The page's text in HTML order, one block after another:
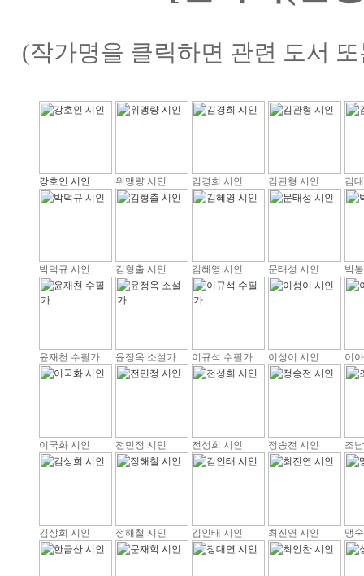
(작가명을 클릭하면 관련 도서
강호인 시인 위맹량 시인 김경희 시인 김관형 시인 김
박덕규 시인 김형출 시인 김혜영 시인 문태성 시인 박
윤재천 수필가 윤정옥 소설가 이규석 수필가 이성이 시인 이
이국화 시인 전민정 시인 전성희 시인 정송전 시인 조
김상희 시인 정해철 시인 김인태 시인 최진연 시인 맹